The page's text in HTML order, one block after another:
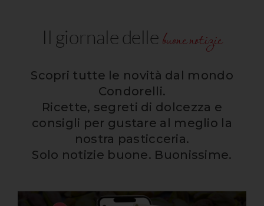
Il giornale dellebuone notizie
Scopri tutte le novità dal mondo
Condorelli.
Ricette, segreti di dolcezza e
consigli per gustare al meglio la
nostra pasticceria.
Solo notizie buone. Buonissime.